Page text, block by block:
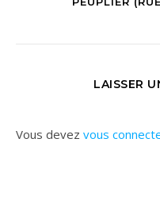
LAISSER
Vous devez vous